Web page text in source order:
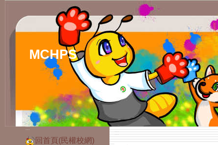
MCHPS
:::
回首頁(民權校網)
:::